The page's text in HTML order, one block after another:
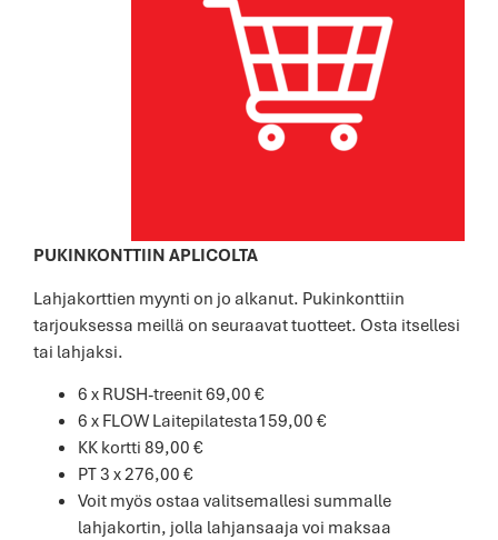
PUKINKONTTIIN APLICOLTA
Lahjakorttien myynti on jo alkanut. Pukinkonttiin
tarjouksessa meillä on seuraavat tuotteet. Osta itsellesi
tai lahjaksi.
6 x RUSH-treenit 69,00 €
6 x FLOW Laitepilatesta159,00 €
KK kortti 89,00 €
PT 3 x 276,00 €
Voit myös ostaa valitsemallesi summalle
lahjakortin, jolla lahjansaaja voi maksaa